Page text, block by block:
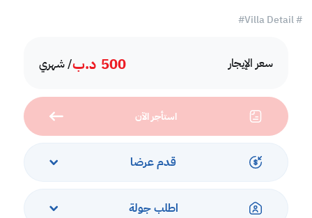
سعر الإيجار 500 د.ب/ شهري
استأجر الآن
قدم عرضا
اطلب جولة
# Villa Detail#
Well lit Hall area
Store Room
Laundry area